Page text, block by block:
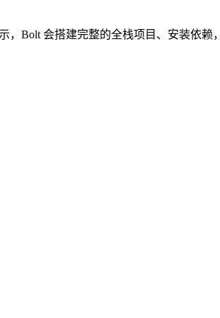
Bolt 会搭建完整的全栈项目、安装依赖